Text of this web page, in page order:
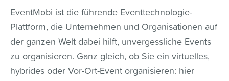
EventMobi ist die führende Eventtechnologie-
Plattform, die Unternehmen und Organisationen auf
der ganzen Welt dabei hilft, unvergessliche Events
zu organisieren. Ganz gleich, ob Sie ein virtuelles,
hybrides oder Vor-Ort-Event organisieren: hier